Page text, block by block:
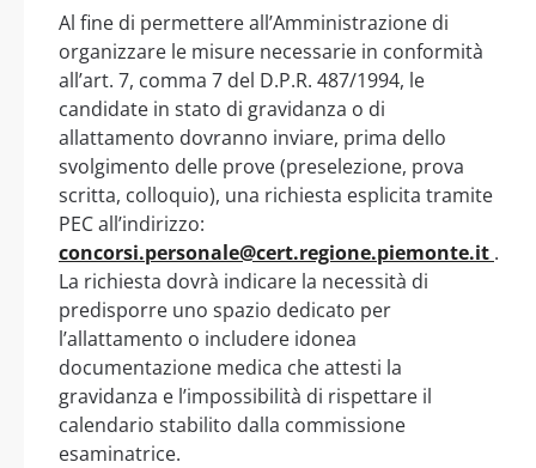
Al fine di permettere all’Amministrazione di
organizzare le misure necessarie in conformità
all’art. 7, comma 7 del D.P.R. 487/1994, le
candidate in stato di gravidanza o di
allattamento dovranno inviare, prima dello
svolgimento delle prove (preselezione, prova
scritta, colloquio), una richiesta esplicita tramite
PEC all’indirizzo:
concorsi.personale@cert.regione.piemonte.it .
La richiesta dovrà indicare la necessità di
predisporre uno spazio dedicato per
l’allattamento o includere idonea
documentazione medica che attesti la
gravidanza e l’impossibilità di rispettare il
calendario stabilito dalla commissione
esaminatrice.